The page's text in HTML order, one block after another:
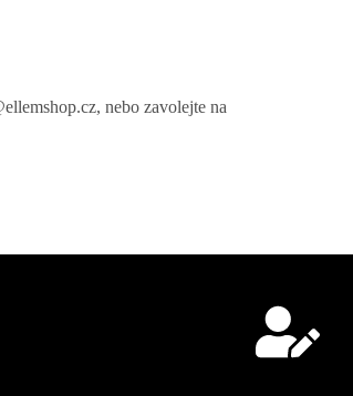
nebo zavolejte na